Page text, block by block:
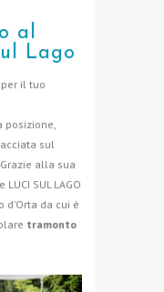
al
Lago
per il tuo
posizione,
sul
alla sua
SUL LAGO
d’Orta da cui è
tramonto